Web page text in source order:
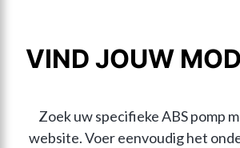
VIND JOUW
Zoek uw specifieke ABS pomp
website. Voer eenvoudig het